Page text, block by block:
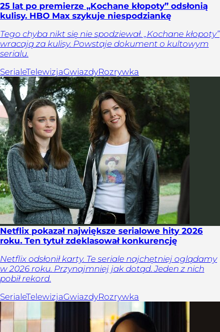
25 lat po premierze „Kochane kłopoty” odsłonią
kulisy. HBO Max szykuje niespodziankę
Tego chyba nikt się nie spodziewał. „Kochane kłopoty”
wracają za kulisy. Powstaje dokument o kultowym
serialu.
SerialeTelewizjaGwiazdyRozrywka
Netflix pokazał największe serialowe hity 2026
roku. Ten tytuł zdeklasował konkurencję
Netflix odsłonił karty. Te seriale najchętniej oglądamy
w 2026 roku. Przynajmniej jak dotąd. Jeden z nich
pobił rekord.
SerialeTelewizjaGwiazdyRozrywka